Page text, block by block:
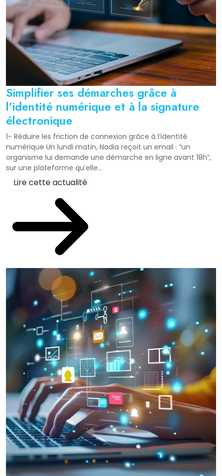
Simplifier ses démarches grâce à
l’identité numérique et à la signature
électronique
1- Réduire les friction de connexion grâce à l’identité
numérique Un lundi matin, Nadia reçoit un email : “un
organisme lui demande une démarche en ligne avant 18h”,
sur une plateforme qu’elle...
Lire cette actualité